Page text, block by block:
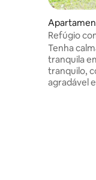
Refúgio
Tenha
tranquila
tranquilo,
agradável